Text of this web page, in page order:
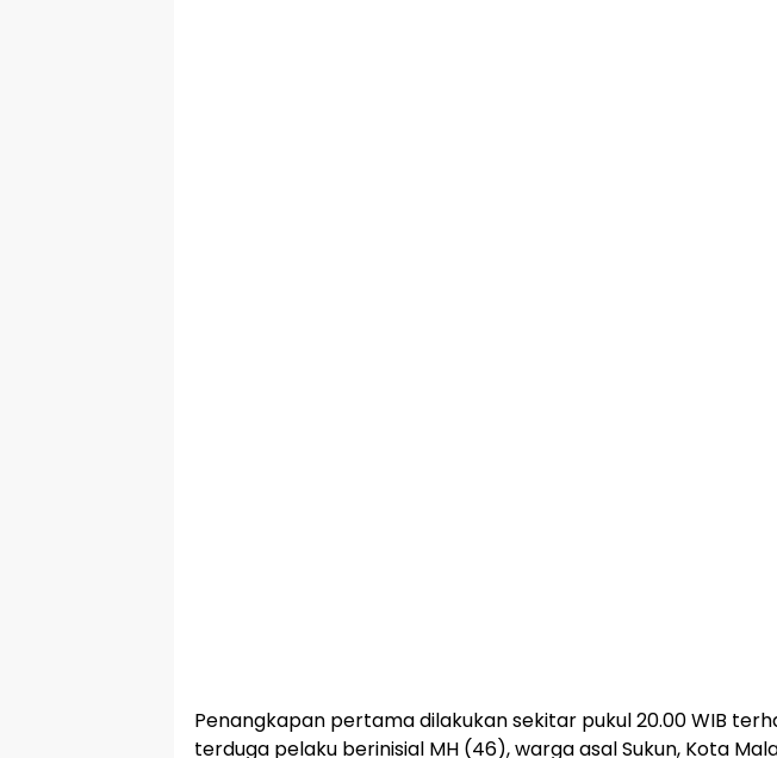
​Penangkapan pertama dilakukan sekitar pukul 20.00 WIB
terduga pelaku berinisial MH (46), warga asal Sukun, Kota